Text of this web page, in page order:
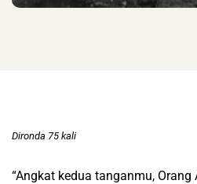
Dironda 75 kali
“Angkat kedua tanganmu, Orang